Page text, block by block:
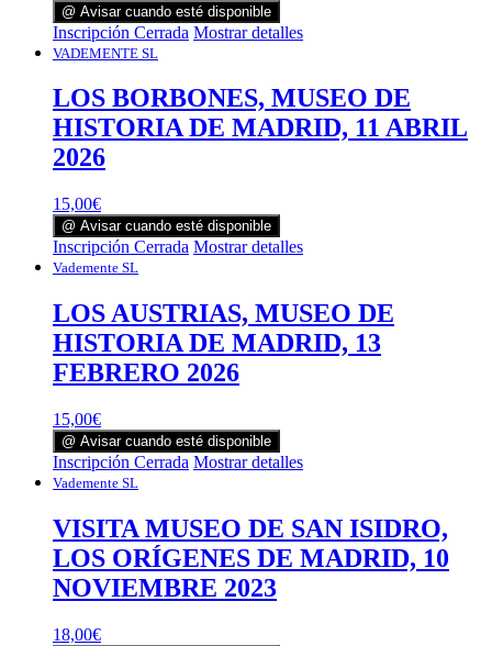
@ Avisar cuando esté disponible
Inscripción Cerrada Mostrar detalles
VADEMENTE SL
LOS BORBONES, MUSEO DE
HISTORIA DE MADRID, 11 ABRIL
2026
15,00€
@ Avisar cuando esté disponible
Inscripción Cerrada Mostrar detalles
Vademente SL
LOS AUSTRIAS, MUSEO DE
HISTORIA DE MADRID, 13
FEBRERO 2026
15,00€
@ Avisar cuando esté disponible
Inscripción Cerrada Mostrar detalles
Vademente SL
VISITA MUSEO DE SAN ISIDRO,
LOS ORÍGENES DE MADRID, 10
NOVIEMBRE 2023
18,00€